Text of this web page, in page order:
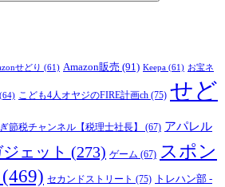
せどり (61) Amazon販売 (91) Keepa (61) お宝ネ
(64) こども4人オヤジのFIRE計画ch (75) せど
節税チャンネル【税理士社長】 (67) アパレル
ジェット (273) ゲーム (67) スポン
(469) セカンドストリート (75) トレハン部 -